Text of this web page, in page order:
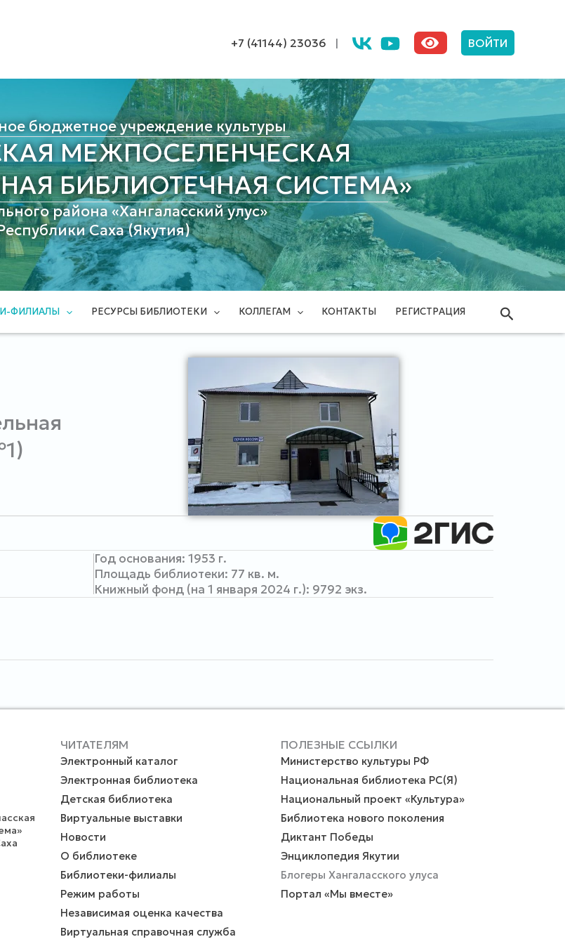
+7 (41144) 23036 | ВОЙТИ
бюджетное учреждение культуры
МЕЖПОСЕЛЕНЧЕСКАЯ
БИБЛИОТЕЧНАЯ СИСТЕМА»
района «Хангаласский улус»
Саха (Якутия)
ФИЛИАЛЫ РЕСУРСЫ БИБЛИОТЕКИ КОЛЛЕГАМ КОНТАКТЫ РЕГИСТРАЦИЯ Поиск
Год основания: 1953 г.
Площадь библиотеки: 77 кв. м.
Книжный фонд (на 1 января 2024 г.): 9792 экз.
ЧИТАТЕЛЯМ
Электронный каталог
Электронная библиотека
Детская библиотека
Виртуальные выставки
Новости
О библиотеке
Библиотеки-филиалы
Режим работы
Независимая оценка качества
Виртуальная справочная служба
ПОЛЕЗНЫЕ ССЫЛКИ
Министерство культуры РФ
Национальная библиотека РС(Я)
Национальный проект «Культура»
Библиотека нового поколения
Диктант Победы
Энциклопедия Якутии
Блогеры Хангаласского улуса
Портал «Мы вместе»